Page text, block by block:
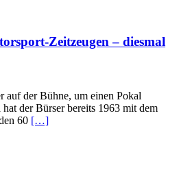
Zeitzeugen – diesmal
auf der Bühne, um einen Pokal
hat der Bürser bereits 1963 mit dem
60 […]